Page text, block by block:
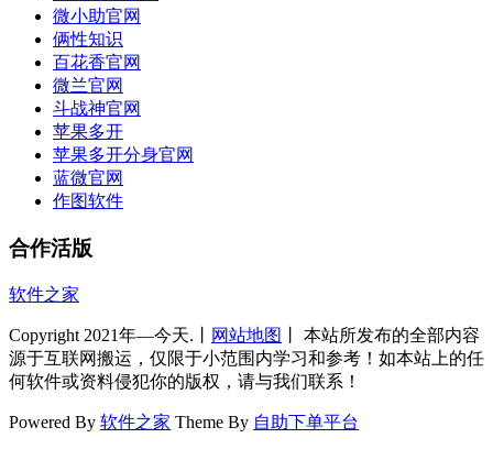
微小助官网
俩性知识
百花香官网
微兰官网
斗战神官网
苹果多开
苹果多开分身官网
蓝微官网
作图软件
合作活版
软件之家
Copyright 2021年—今天.丨 网站地图
丨 本站所发布的全部内容
源于互联网搬运，仅限于小范围内学习和参考！如本站上的任
何软件或资料侵犯你的版权，请与我们联系！
Powered By 软件之家 Theme By 自助下单平台